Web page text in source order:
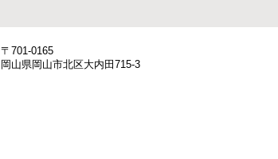
〒701-0165
岡山県岡山市北区大内田715-3